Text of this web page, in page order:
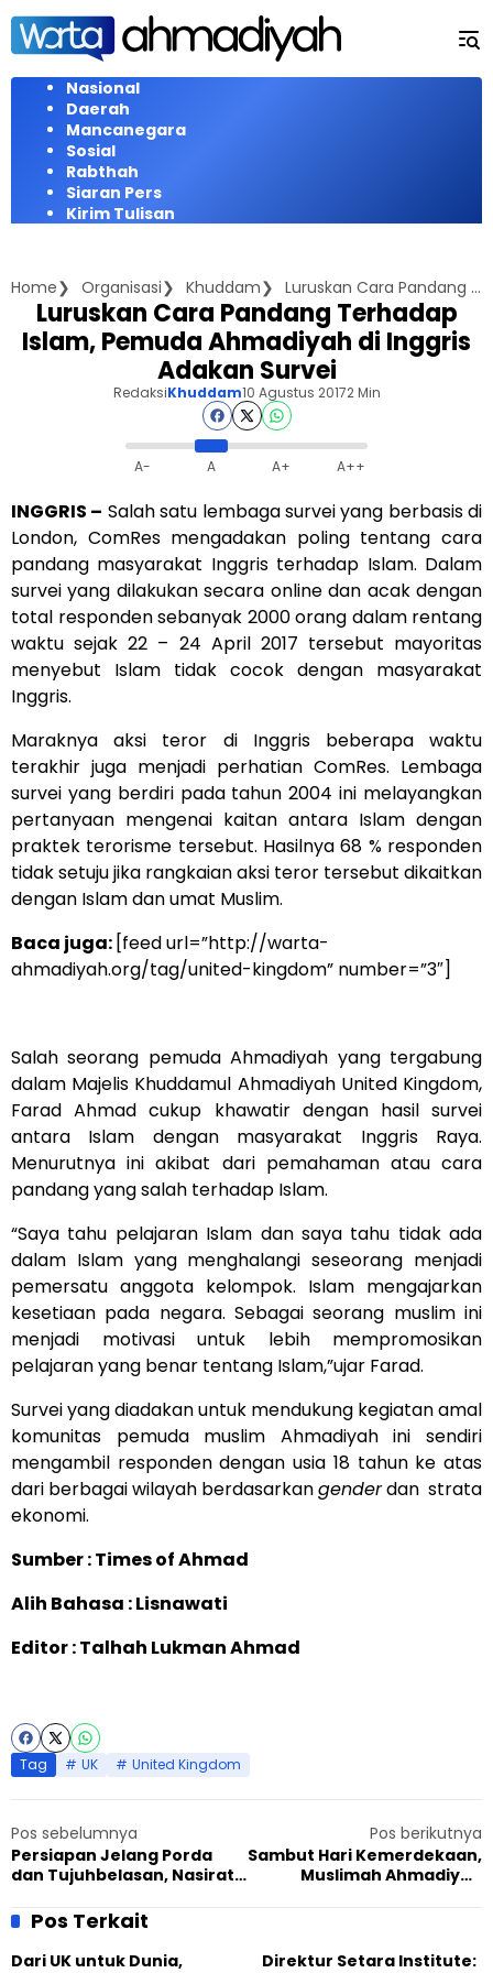
Langsung
konten
Nasional
Daerah
Mancanegara
Sosial
Rabthah
Siaran Pers
Kirim Tulisan
Home Organisasi Khuddam Luruskan Cara Pandang Terhadap Islam, Pemuda Ahmadiyah di Inggris Adakan Survei
Luruskan Cara Pandang Terhadap
Islam, Pemuda Ahmadiyah di Inggris
Adakan Survei
RedaksiKhuddam10 Agustus 20172 Min
A- A A+ A++
INGGRIS – Salah satu lembaga survei yang berbasis di
London, ComRes mengadakan poling tentang cara
pandang masyarakat Inggris terhadap Islam. Dalam
survei yang dilakukan secara online dan acak dengan
total responden sebanyak 2000 orang dalam rentang
waktu sejak 22 – 24 April 2017 tersebut mayoritas
menyebut Islam tidak cocok dengan masyarakat
Inggris.
Maraknya aksi teror di Inggris beberapa waktu
terakhir juga menjadi perhatian ComRes. Lembaga
survei yang berdiri pada tahun 2004 ini melayangkan
pertanyaan mengenai kaitan antara Islam dengan
praktek terorisme tersebut. Hasilnya 68 % responden
tidak setuju jika rangkaian aksi teror tersebut dikaitkan
dengan Islam dan umat Muslim.
Baca juga: [feed url=”http://warta-
ahmadiyah.org/tag/united-kingdom” number=”3″]
Salah seorang pemuda Ahmadiyah yang tergabung
dalam Majelis Khuddamul Ahmadiyah United Kingdom,
Farad Ahmad cukup khawatir dengan hasil survei
antara Islam dengan masyarakat Inggris Raya.
Menurutnya ini akibat dari pemahaman atau cara
pandang yang salah terhadap Islam.
“Saya tahu pelajaran Islam dan saya tahu tidak ada
dalam Islam yang menghalangi seseorang menjadi
pemersatu anggota kelompok. Islam mengajarkan
kesetiaan pada negara. Sebagai seorang muslim ini
menjadi motivasi untuk lebih mempromosikan
pelajaran yang benar tentang Islam,”ujar Farad.
Survei yang diadakan untuk mendukung kegiatan amal
komunitas pemuda muslim Ahmadiyah ini sendiri
mengambil responden dengan usia 18 tahun ke atas
dari berbagai wilayah berdasarkangenderdan strata
ekonomi.
Sumber : Times of Ahmad
Alih Bahasa : Lisnawati
Editor : Talhah Lukman Ahmad
Tag UK United Kingdom
Pos sebelumnya
Persiapan Jelang Porda
dan Tujuhbelasan, Nasirat
Pos berikutnya
Sambut Hari Kemerdekaan,
Muslimah Ahmadiyah
Kuliner Sehat
Pos Terkait
Dari UK untuk Dunia,
Direktur Setara Institute: